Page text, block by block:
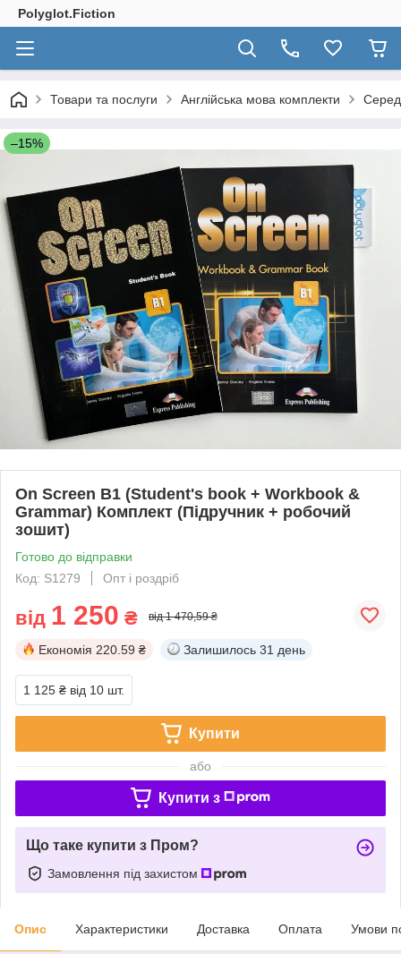
Polyglot.Fiction
Товари та послуги Англійська мова комплекти
–15%
On Screen B1 (Student's book + Workbook &
Grammar) Комплект (Підручник + робочий
зошит)
Готово до відправки
Код: S1279
Опт і роздріб
від 1 250 ₴ від 1 470,59 ₴
Економія 220.59 ₴ Залишилось 31 день
1 125 ₴ від 10 шт.
Купити
або
Купити з
Що таке купити з Пром?
Замовлення під захистом
Опис Характеристики Доставка Оплата Умови